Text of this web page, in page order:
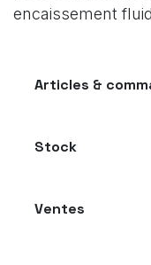
encaissement
Articles &
Stock
Ventes